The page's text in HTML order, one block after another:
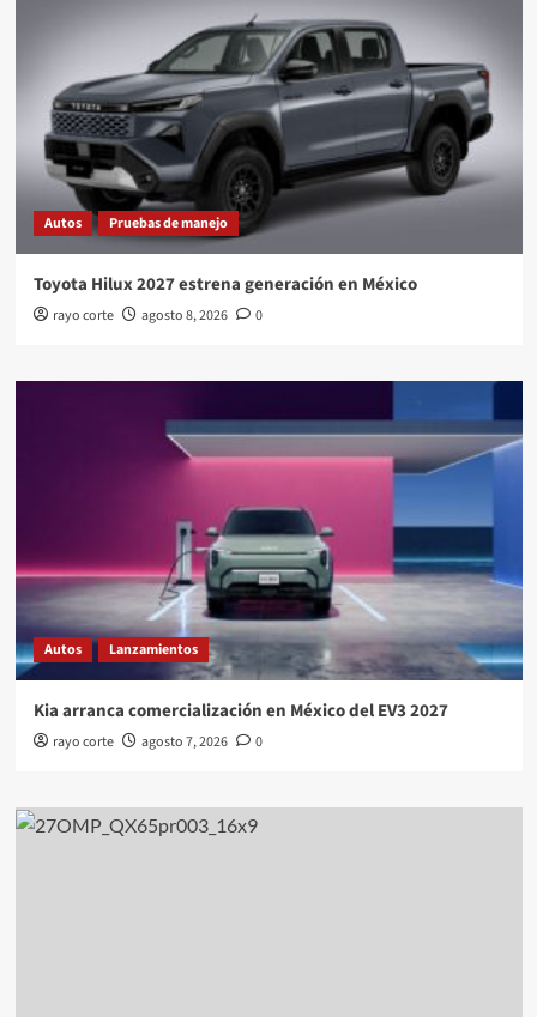
Autos Pruebas de manejo
Toyota Hilux 2027 estrena generación en México
rayo corte agosto 8, 2026 0
Autos Lanzamientos
Kia arranca comercialización en México del EV3 2027
rayo corte agosto 7, 2026 0